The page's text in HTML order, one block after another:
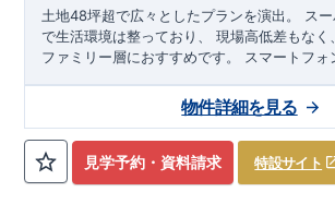
土地48坪超で広々としたプランを演出。 ス
で生活環境は整っており、 現場高低差もなく
ファミリー層におすすめです。 スマートフォ
blooming.com/bukken/71074018/
見学予約・資料請求 特設サイト
物件詳細を見る